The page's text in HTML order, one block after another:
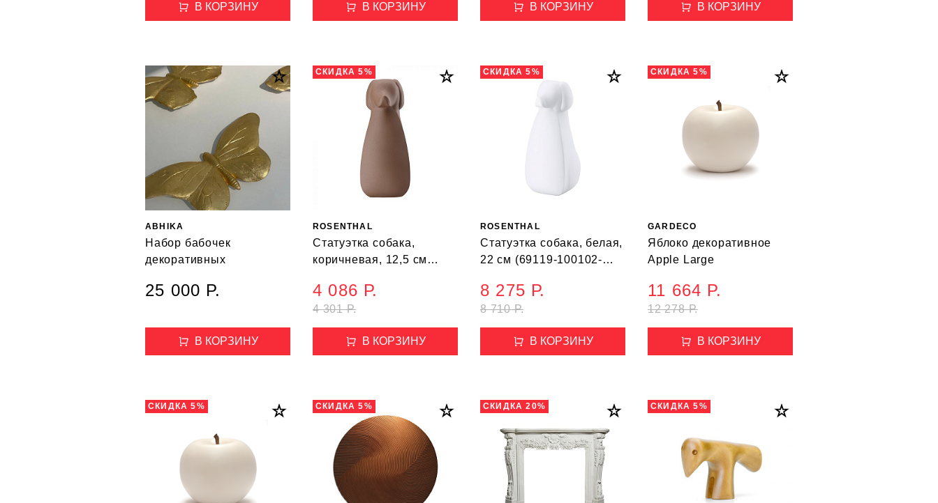
В КОРЗИНУ В КОРЗИНУ В КОРЗИНУ В КОРЗИНУ
ABHIKA
Набор бабочек
декоративных
25 000 Р.
В КОРЗИНУ
СКИДКА 5%
ROSENTHAL
Статуэтка собака,
коричневая, 12,5 см
4 301 Р.
4 086 Р.
В КОРЗИНУ
СКИДКА 5%
ROSENTHAL
Статуэтка собака, белая,
22 см (69119-100102-
8 710 Р.
8 275 Р.
В КОРЗИНУ
СКИДКА 5%
GARDECO
Яблоко декоративное
Apple Large
12 278 Р.
11 664 Р.
В КОРЗИНУ
СКИДКА 5% СКИДКА 5% СКИДКА 20% СКИДКА 5%